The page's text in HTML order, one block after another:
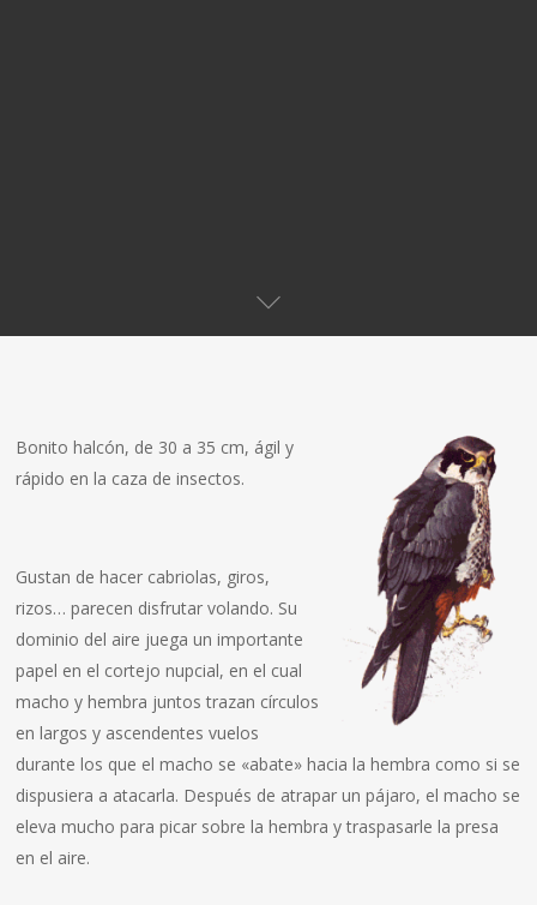
Bonito halcón, de 30 a 35 cm, ágil y
rápido en la caza de insectos.
Gustan de hacer cabriolas, giros,
rizos… parecen disfrutar volando. Su
dominio del aire juega un importante
papel en el cortejo nupcial, en el cual
macho y hembra juntos trazan círculos
en largos y ascendentes vuelos
durante los que el macho se «abate» hacia la hembra como si se
dispusiera a atacarla. Después de atrapar un pájaro, el macho se
eleva mucho para picar sobre la hembra y traspasarle la presa
en el aire.